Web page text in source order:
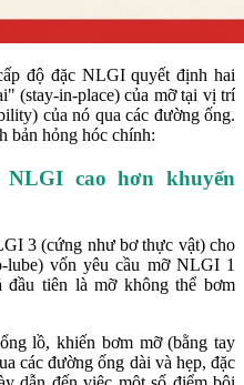
độ đặc NLGI quyết định hai
(stay-in-place) của mỡ tại vị trí
của nó qua các đường ống.
bản hỏng hóc chính:
cao hơn khuyến
3 (cứng như bơ thực vật) cho
lube) vốn yêu cầu mỡ NLGI 1
đầu tiên là mỡ không thể bơm
lồ, khiến bơm mỡ (bằng tay
các đường ống dài và hẹp, đặc